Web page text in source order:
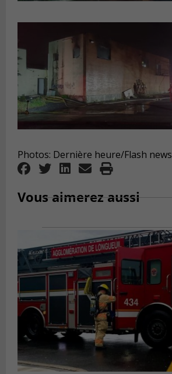
Photos: Dernière heure/Flash news
Vous aimerez aussi